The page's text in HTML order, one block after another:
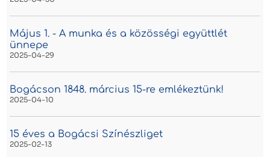
Május 1. - A munka és a közösségi együttlét
ünnepe
2025-04-29
Bogácson 1848. március 15-re emlékeztünk!
2025-04-10
15 éves a Bogácsi Színészliget
2025-02-13